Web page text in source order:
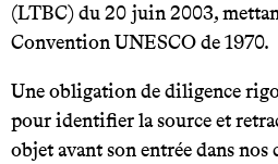
(LTBC) du 20 juin 2003,
Convention UNESCO de 1970.
Une obligation de diligence
pour identifier la source et
objet avant son entrée dans nos